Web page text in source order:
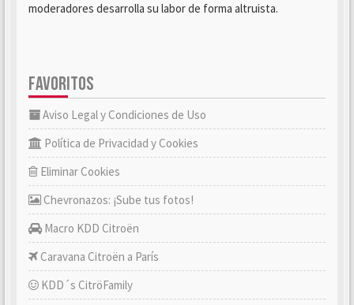
moderadores desarrolla su labor de forma altruista.
FAVORITOS
Aviso Legal y Condiciones de Uso
Política de Privacidad y Cookies
Eliminar Cookies
Chevronazos: ¡Sube tus fotos!
Macro KDD Citroën
Caravana Citroën a París
KDD´s CitröFamily